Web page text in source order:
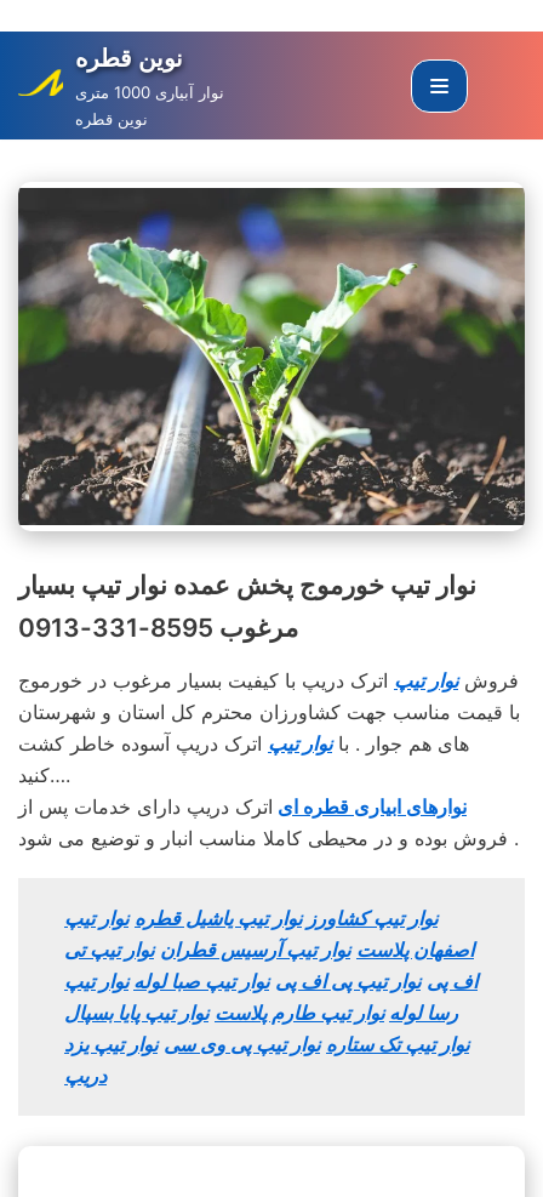
to
content
نوین قطره
نوار آبیاری 1000 متری
نوین قطره
نوار تیپ خورموج پخش عمده نوار تیپ بسیار
مرغوب 8595-331-0913
فروشنوار تیپ اترک دریپ با کیفیت بسیار مرغوب در خورموج
با قیمت مناسب جهت کشاورزان محترم کل استان و شهرستان
های هم جوار . بانوار تیپ اترک دریپ آسوده خاطر کشت
کنید….
نوارهای ابیاری قطره ای اترک دریپ دارای خدمات پس از
فروش بوده و در محیطی کاملا مناسب انبار و توضیع می شود .
نوار تیپ کشاورز نوار تیپ یاشیل قطره نوار تیپ
اصفهان پلاست نوار تیپ آرسیس قطران نوار تیپ تی
اف پی نوار تیپ پی اف پی نوار تیپ صبا لوله نوار تیپ
رسا لوله نوار تیپ طارم پلاست نوار تیپ پایا بسپال
نوار تیپ تک ستاره نوار تیپ پی وی سی نوار تیپ یزد
دریپ